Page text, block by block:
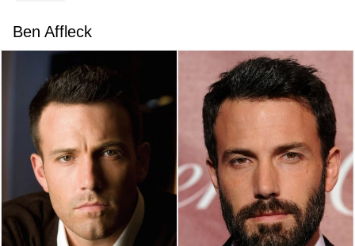
Ben Affleck